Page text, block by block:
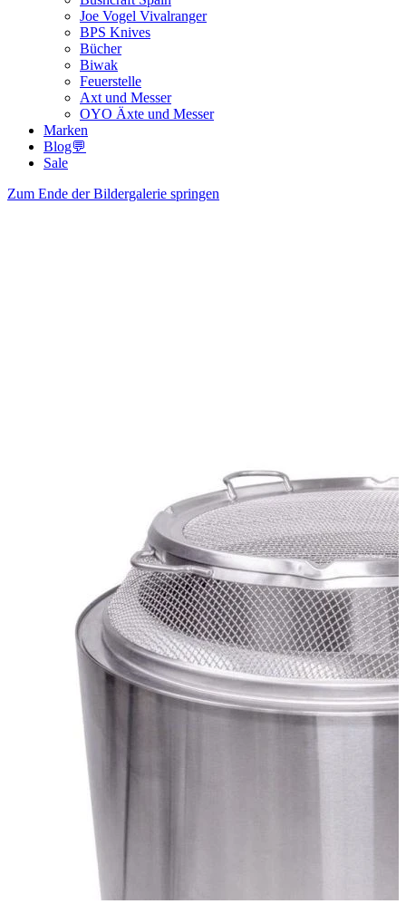
Joe Vogel Vivalranger
BPS Knives
Bücher
Biwak
Feuerstelle
Axt und Messer
OYO Äxte und Messer
Marken
Blog💬
Sale
Zum Ende der Bildergalerie springen